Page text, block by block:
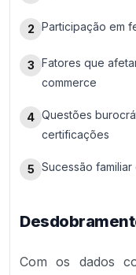
2 Participação em
3 Fatores que
commerce
4 Questões
certificações
5 Sucessão
Com os dados